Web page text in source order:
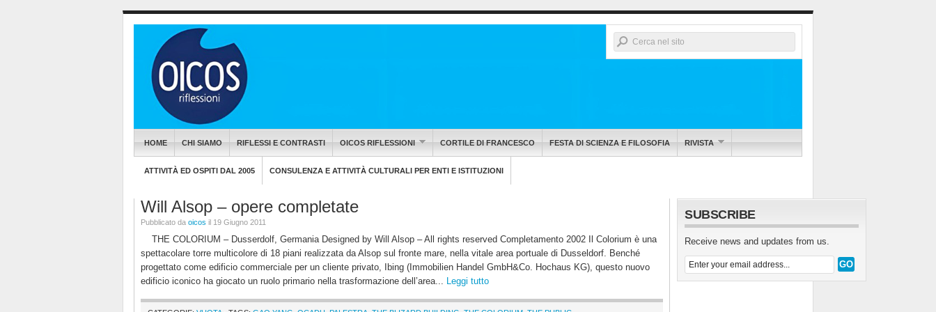
HOME CHI SIAMO RIFLESSI E CONTRASTI OICOS RIFLESSIONI CORTILE DI FRANCESCO FESTA DI SCIENZA E FILOSOFIA RIVISTA
ATTIVITÀ ED OSPITI DAL 2005 CONSULENZA E ATTIVITÀ CULTURALI PER ENTI E ISTITUZIONI
Will Alsop – opere completate
Pubblicato da oicos il 19 Giugno 2011
THE COLORIUM – Dusserdolf, Germania Designed by Will Alsop – All rights reserved Completamento 2002 Il Colorium è una
spettacolare torre multicolore di 18 piani realizzata da Alsop sul fronte mare, nella vitale area portuale di Dusseldorf. Benché
progettato come edificio commerciale per un cliente privato, Ibing (Immobilien Handel GmbH&Co. Hochaus KG), questo nuovo
edificio iconico ha giocato un ruolo primario nella trasformazione dell’area... Leggi tutto
SUBSCRIBE
Receive news and updates from us.